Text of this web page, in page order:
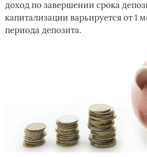
доход по завершении срока
капитализации варьируется от 1
периода депозита.